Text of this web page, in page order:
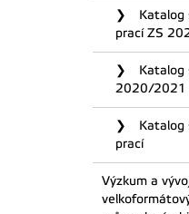
Katalog
prací ZS
Katalog
2020/2021
Katalog
prací
Výzkum a